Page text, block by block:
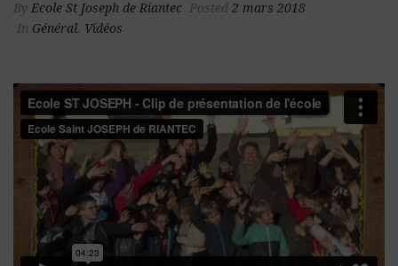
By Ecole St Joseph de Riantec Posted 2 mars 2018
In Général, Vidéos